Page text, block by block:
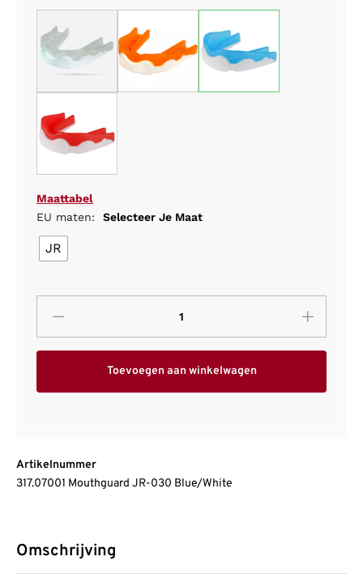
Maattabel
EU maten:
Selecteer Je Maat
JR
Toevoegen aan winkelwagen
Artikelnummer
317.07001 Mouthguard JR-030 Blue/White
Omschrijving